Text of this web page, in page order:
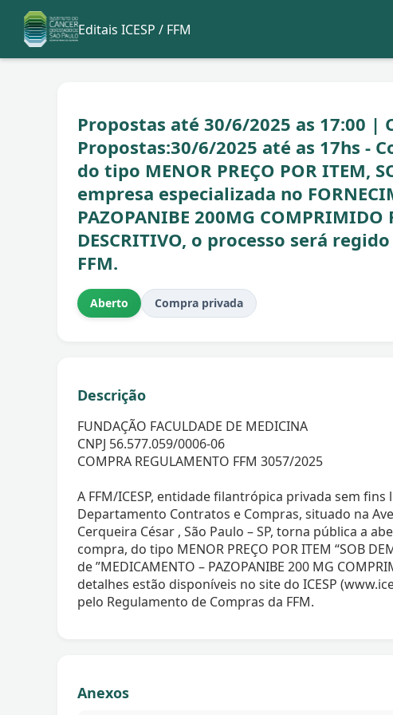
Editais ICESP / FFM
Propostas até 30/6/2025 as 17:00 |
Propostas:30/6/2025 até as 17hs -
do tipo MENOR PREÇO POR ITEM,
empresa especializada no
PAZOPANIBE 200MG
DESCRITIVO, o processo será
FFM.
Aberto Compra privada
Descrição
FUNDAÇÃO FACULDADE DE MEDICINA
CNPJ 56.577.059/0006-06
COMPRA REGULAMENTO FFM 3057/2025
A FFM/ICESP, entidade filantrópica privada sem
Departamento Contratos e Compras, situado na
Cerqueira César , São Paulo – SP, torna pública a
compra, do tipo MENOR PREÇO POR ITEM “SOB
de ”MEDICAMENTO – PAZOPANIBE 200 MG
detalhes estão disponíveis no site do ICESP
pelo Regulamento de Compras da FFM.
Anexos